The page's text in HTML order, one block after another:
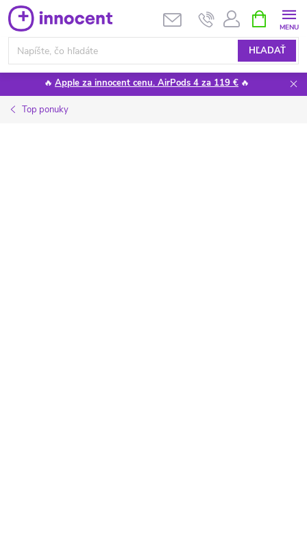
Prejsť
na
obsah
HĽADAŤ
KOŠÍK
🔥 Apple za innocent cenu. AirPods 4 za 119 € 🔥
Top ponuky